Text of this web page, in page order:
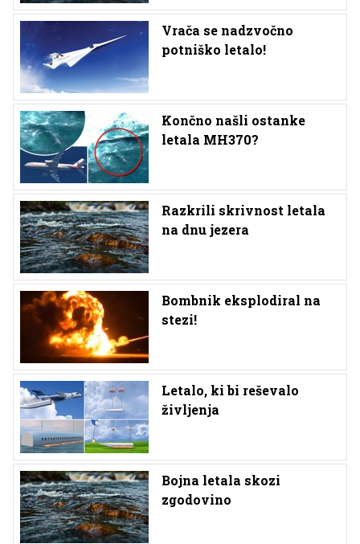
Vrača se nadzvočno
potniško letalo!
Končno našli ostanke
letala MH370?
Razkrili skrivnost letala
na dnu jezera
Bombnik eksplodiral na
stezi!
Letalo, ki bi reševalo
življenja
Bojna letala skozi
zgodovino